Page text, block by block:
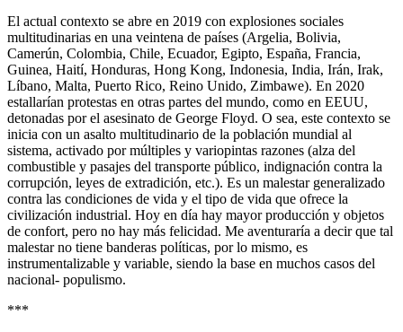
El actual contexto se abre en 2019 con explosiones sociales
multitudinarias en una veintena de países (Argelia, Bolivia,
Camerún, Colombia, Chile, Ecuador, Egipto, España, Francia,
Guinea, Haití, Honduras, Hong Kong, Indonesia, India, Irán, Irak,
Líbano, Malta, Puerto Rico, Reino Unido, Zimbawe). En 2020
estallarían protestas en otras partes del mundo, como en EEUU,
detonadas por el asesinato de George Floyd. O sea, este contexto se
inicia con un asalto multitudinario de la población mundial al
sistema, activado por múltiples y variopintas razones (alza del
combustible y pasajes del transporte público, indignación contra la
corrupción, leyes de extradición, etc.). Es un malestar generalizado
contra las condiciones de vida y el tipo de vida que ofrece la
civilización industrial. Hoy en día hay mayor producción y objetos
de confort, pero no hay más felicidad. Me aventuraría a decir que tal
malestar no tiene banderas políticas, por lo mismo, es
instrumentalizable y variable, siendo la base en muchos casos del
nacional- populismo.
***